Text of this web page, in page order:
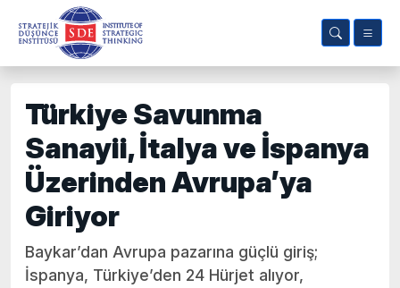
Türkiye Savunma
Sanayii, İtalya ve İspanya
Üzerinden Avrupa’ya
Giriyor
Baykar’dan Avrupa pazarına güçlü giriş;
İspanya, Türkiye’den 24 Hürjet alıyor,